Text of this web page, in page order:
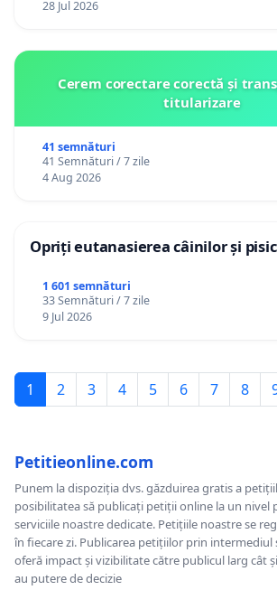
28 Jul 2026
Cerem corectare corectă și
titularizare
41 semnături
41 Semnături / 7 zile
4 Aug 2026
Opriți eutanasierea câinilor și
1 601 semnături
33 Semnături / 7 zile
9 Jul 2026
1 2 3 4 5 6 7 8
Petitieonline.com
Punem la dispoziția dvs. găzduirea gratis a
posibilitatea să publicați petiții online la un nivel
serviciile noastre dedicate. Petițiile noastre se
în fiecare zi. Publicarea petițiilor prin intermediul
oferă impact și vizibilitate către publicul larg cât
au putere de decizie